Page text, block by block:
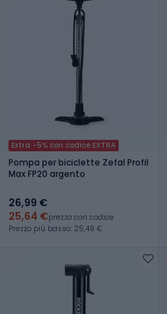
Extra -5% con codice EXTRA
Pompa per biciclette Zefal Profil
Max FP20 argento
26,99 €
25,64 €prezzo con codice
Prezzo più basso: 25,49 €